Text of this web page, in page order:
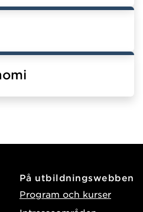
På utbildningswebben
Program och kurser